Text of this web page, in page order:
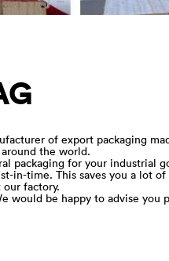
of export packaging
the world.
packaging for your industrial
in-time. This saves you a lot
factory.
would be happy to advise you